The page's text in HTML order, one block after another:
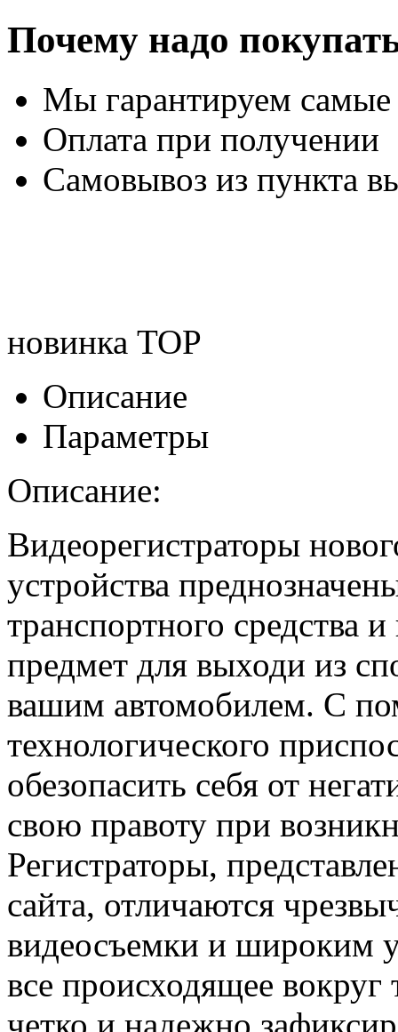
Почему надо
Мы гарантируем
Оплата при получении
Самовывоз из пункта
новинка TOP
Описание
Параметры
Описание:
Видеорегистраторы
устройства
транспортного средства
предмет для выходи из
вашим автомобилем. С
технологического
обезопасить себя от
свою правоту при
Регистраторы,
сайта, отличаются
видеосъемки и широким
все происходящее вокруг
четко и надежно